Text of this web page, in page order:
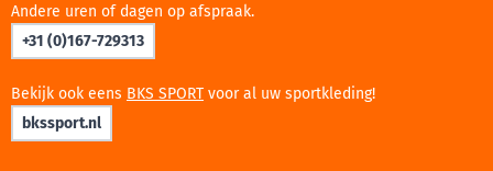
Andere uren of dagen op afspraak.
+31 (0)167-729313
Bekijk ook eens BKS SPORT voor al uw sportkleding!
bkssport.nl